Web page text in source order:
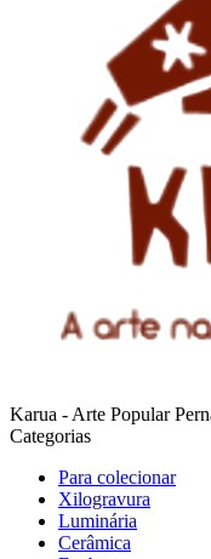
Karua - Arte Popular
Categorias
Para colecionar
Xilogravura
Luminária
Cerâmica